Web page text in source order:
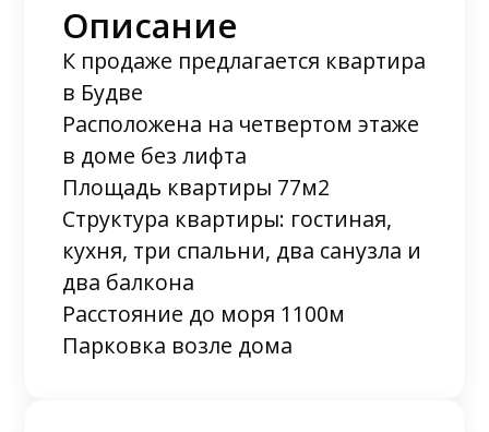
Описание
К продаже предлагается квартира
в Будве
Расположена на четвертом этаже
в доме без лифта
Площадь квартиры 77м2
Структура квартиры: гостиная,
кухня, три спальни, два санузла и
два балкона
Расстояние до моря 1100м
Парковка возле дома